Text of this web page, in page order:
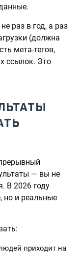
раз в год, а раз
(должна
мета-тегов,
ссылок. Это
— вы не
В 2026 году
но и реальные
приходит на